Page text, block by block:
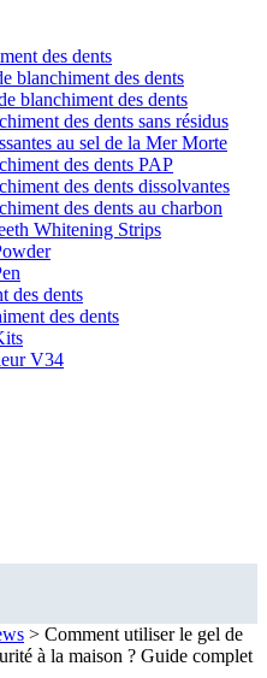
des dents
blanchiment des dents
blanchiment des dents
des dents sans résidus
au sel de la Mer Morte
des dents PAP
des dents dissolvantes
des dents au charbon
Whitening Strips
des dents
des dents
V34
> Comment utiliser le gel de
à la maison ? Guide complet